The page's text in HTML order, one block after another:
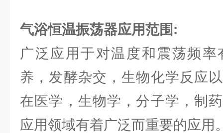
气浴恒温振荡器应用范围:
广泛应用于对温度和震荡频
养，发酵杂交，生物化学反应
在医学，生物学，分子学，制
应用领域有着广泛而重要的应用